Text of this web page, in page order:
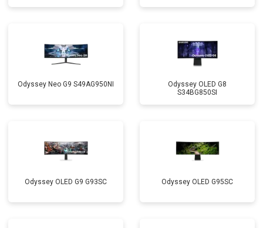
Odyssey Neo G9 S49AG950NI
Odyssey OLED G8
S34BG850SI
Odyssey OLED G9 G93SC Odyssey OLED G95SC